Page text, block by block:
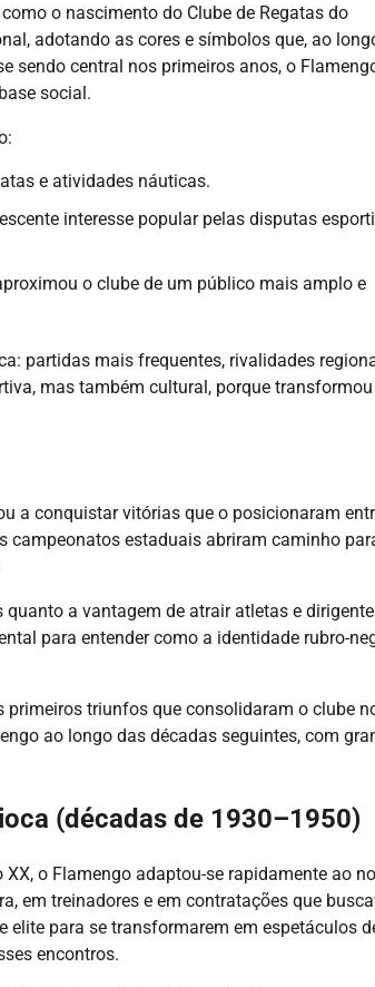
o nascimento do Clube de Regatas do
adotando as cores e símbolos que, ao
sendo central nos primeiros anos, o
social.
e atividades náuticas.
interesse popular pelas disputas
o clube de um público mais amplo e
partidas mais frequentes, rivalidades
mas também cultural, porque
a conquistar vitórias que o posicionaram
campeonatos estaduais abriram caminho
a vantagem de atrair atletas e
para entender como a identidade rubro-
primeiros triunfos que consolidaram o clube
ao longo das décadas seguintes, com
(décadas de 1930–1950)
o Flamengo adaptou-se rapidamente ao
em treinadores e em contratações que
elite para se transformarem em espetáculos
encontros.